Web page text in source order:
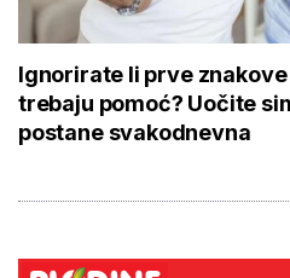
Ignorirate li prve
trebaju pomoć? Uočite
postane svakodnevna